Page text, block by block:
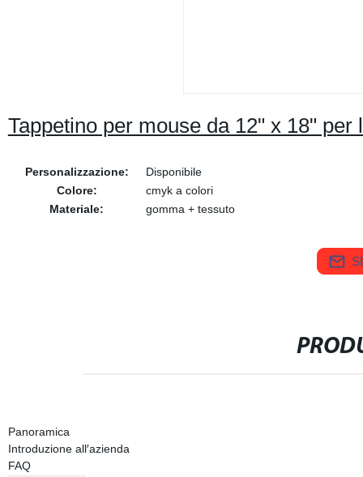
Tappetino per mouse da 12" x 18"
Personalizzazione:
Disponibile
Colore:
cmyk a colori
Materiale:
gomma + tessuto
Panoramica
Introduzione all′azienda
FAQ